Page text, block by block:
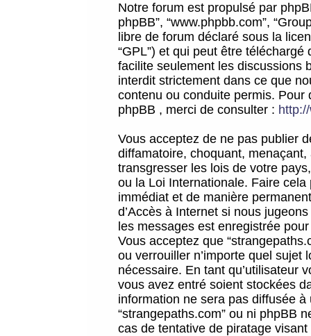
Notre forum est propulsé par
phpBB”, “www.phpbb.com”,
libre de forum déclaré sous la
“GPL”) et qui peut être téléchargé
facilite seulement les discussions
interdit strictement dans ce que
contenu ou conduite permis.
phpBB , merci de consulter :
Vous acceptez de ne pas publier
diffamatoire, choquant,
transgresser les lois de votre
ou la Loi Internationale. Faire
immédiat et de manière
d’Accès à Internet si nous
les messages est enregistrée
Vous acceptez que
ou verrouiller n’importe quel sujet
nécessaire. En tant qu’utilisateur
vous avez entré soient stockées
information ne sera pas diffusée
“strangepaths.com” ou ni phpBB
cas de tentative de piratage